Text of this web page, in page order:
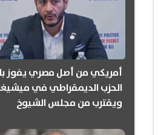
أمريكي من أصل مصري يفوز
الحزب الديمقراطي في
ويقترب من مجلس الشيوخ